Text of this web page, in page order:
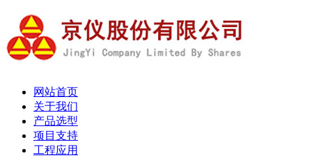
网站首页
关于我们
产品选型
项目支持
工程应用